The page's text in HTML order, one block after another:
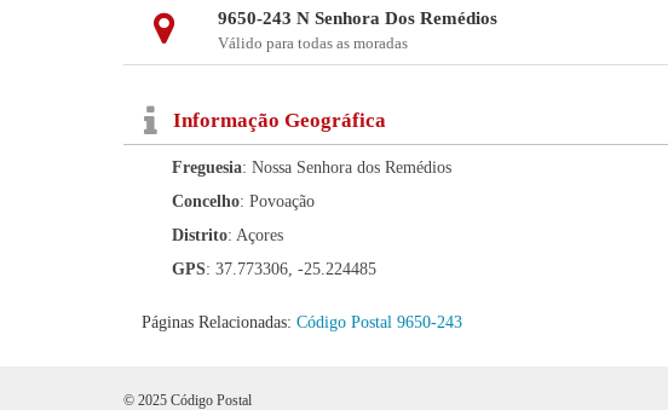
9650-243 N Senhora Dos Remédios
Válido para todas as moradas
Informação Geográfica
Freguesia: Nossa Senhora dos Remédios
Concelho: Povoação
Distrito: Açores
GPS: 37.773306, -25.224485
Páginas Relacionadas: Código Postal 9650-243
© 2025 Código Postal